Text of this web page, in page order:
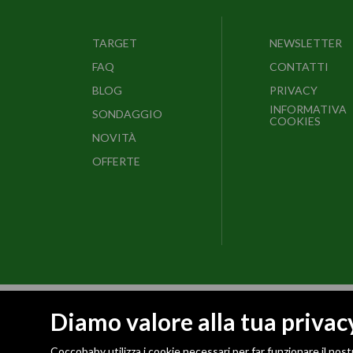
TARGET
FAQ
BLOG
SONDAGGIO
NOVITÀ
OFFERTE
NEWSLETTER
CONTATTI
PRIVACY
INFORMATIVA
COOKIES
© 2026Confezioni Cetty Srl
P.iva/Cod.Fisc.: 04176990366
Diamo valore alla tua